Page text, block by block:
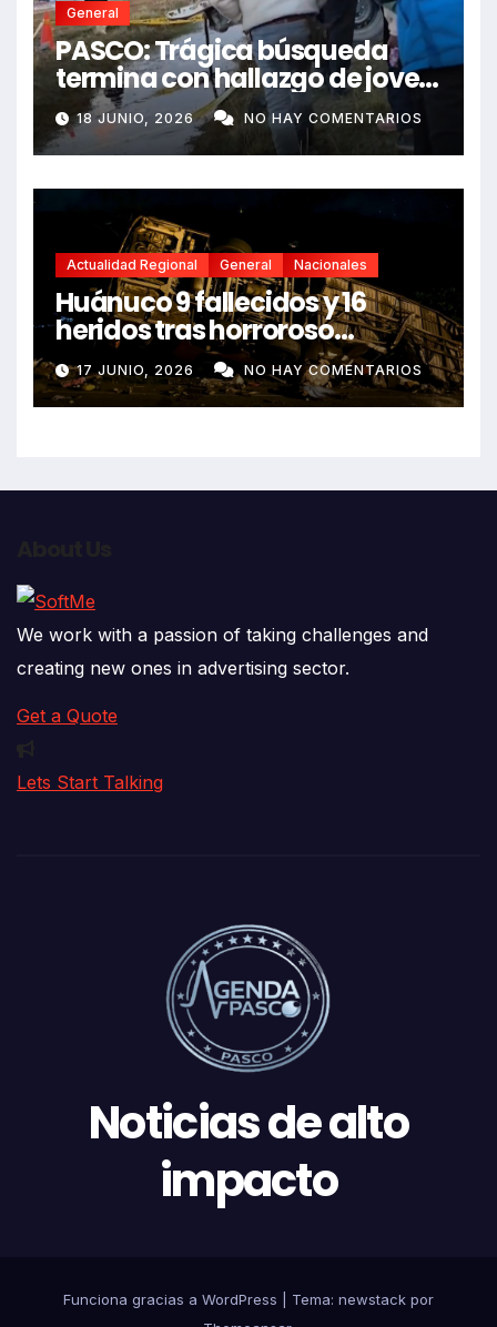
General
PASCO: Trágica búsqueda
termina con hallazgo de joven
sin vida en Rancas
18 JUNIO, 2026 NO HAY COMENTARIOS
Actualidad Regional General Nacionales
Huánuco 9 fallecidos y 16
heridos tras horroroso
despiste de bus Real Chancas
que impactó contra vivienda
17 JUNIO, 2026 NO HAY COMENTARIOS
We work with a passion of taking challenges and
creating new ones in advertising sector.
Get a Quote
Lets Start Talking
Noticias de alto
impacto
Funciona gracias a WordPress
Tema: newstack por